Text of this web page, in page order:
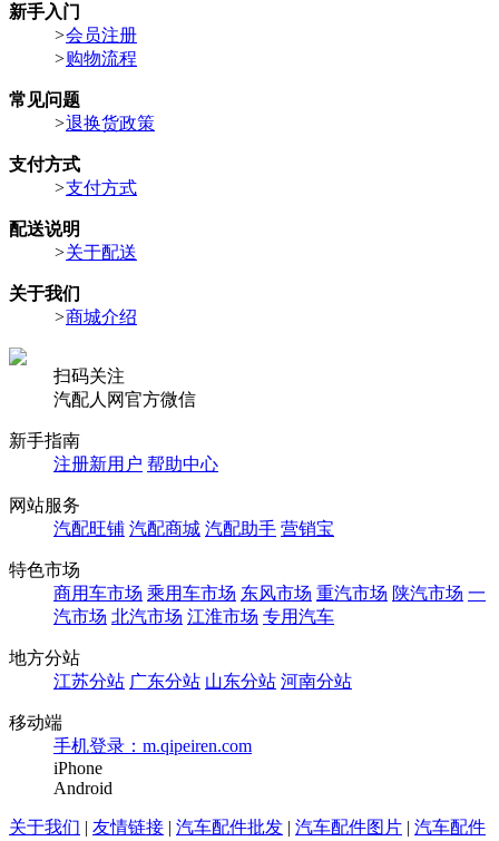
新手入门
>会员注册
>购物流程
常见问题
>退换货政策
支付方式
>支付方式
配送说明
>关于配送
关于我们
>商城介绍
扫码关注
汽配人网官方微信
新手指南
注册新用户 帮助中心
网站服务
汽配旺铺 汽配商城 汽配助手 营销宝
特色市场
商用车市场 乘用车市场 东风市场 重汽市场 陕汽市场 一
汽市场 北汽市场 江淮市场 专用汽车
地方分站
江苏分站 广东分站 山东分站 河南分站
移动端
手机登录：m.qipeiren.com
iPhone
Android
关于我们 | 友情链接 | 汽车配件批发 | 汽车配件图片 | 汽车配件